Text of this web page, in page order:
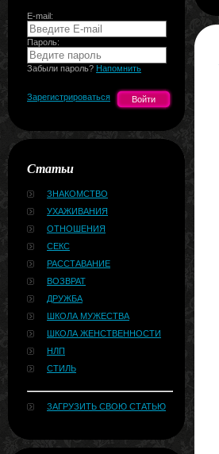
E-mail:
Пароль:
Забыли пароль? Напомнить
Зарегистрироваться
Статьи
ЗНАКОМСТВО
УХАЖИВАНИЯ
ОТНОШЕНИЯ
СЕКС
РАССТАВАНИЕ
ВОЗВРАТ
ДРУЖБА
ШКОЛА МУЖЕСТВА
ШКОЛА ЖЕНСТВЕННОСТИ
НЛП
СТИЛЬ
ЗАГРУЗИТЬ СВОЮ СТАТЬЮ